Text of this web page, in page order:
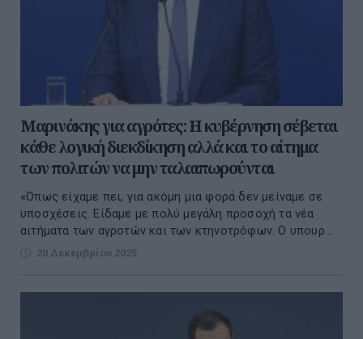
Μαρινάκης για αγρότες: Η κυβέρνηση σέβεται
κάθε λογική διεκδίκηση αλλά και το αίτημα
των πολιτών να μην ταλαιπωρούνται
«Όπως είχαμε πει, για ακόμη μια φορά δεν μείναμε σε
υποσχέσεις. Είδαμε με πολύ μεγάλη προσοχή τα νέα
αιτήματα των αγροτών και των κτηνοτρόφων. Ο υπουρ...
20 Δεκεμβρίου 2025